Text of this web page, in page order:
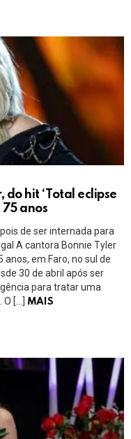
hit ‘Total eclipse
75 anos
de ser internada para
A cantora Bonnie Tyler
em Faro, no sul de
30 de abril após ser
para tratar uma
[…]
MAIS